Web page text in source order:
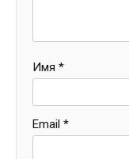
Имя *
Email *